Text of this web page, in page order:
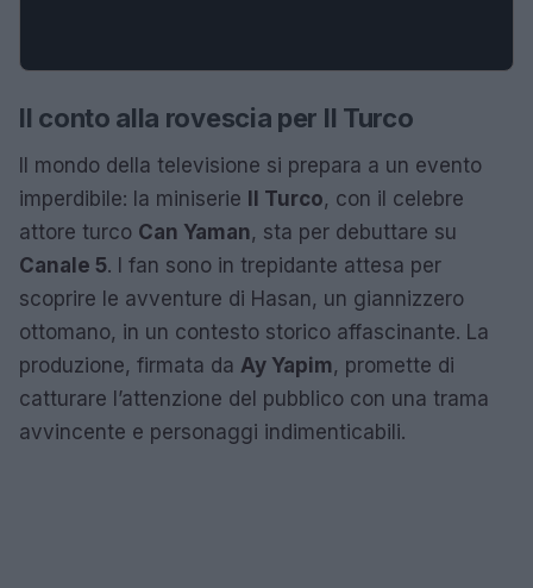
Il conto alla rovescia per Il Turco
Il mondo della televisione si prepara a un evento
imperdibile: la miniserie
Il Turco, con il celebre
attore turco Can Yaman, sta per debuttare su
Canale 5. I fan sono in trepidante attesa per
scoprire le avventure di Hasan, un giannizzero
ottomano, in un contesto storico affascinante. La
produzione, firmata da Ay Yapim, promette di
catturare l’attenzione del pubblico con una trama
avvincente e personaggi indimenticabili.